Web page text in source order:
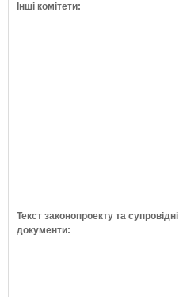
Інші комітети:
Текст законопроекту та супровідні
документи: